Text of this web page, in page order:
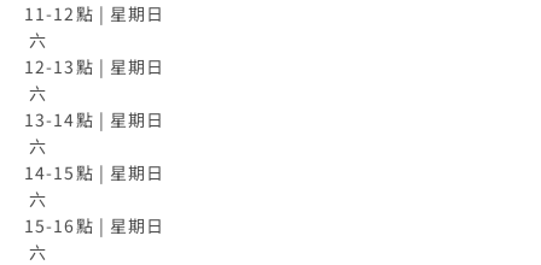
11-12點 | 星期日
六
12-13點 | 星期日
六
13-14點 | 星期日
六
14-15點 | 星期日
六
15-16點 | 星期日
六